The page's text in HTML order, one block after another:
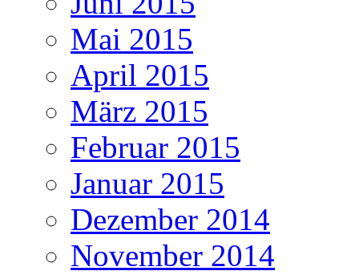
Mai 2015
April 2015
März 2015
Februar 2015
Januar 2015
Dezember 2014
November 2014